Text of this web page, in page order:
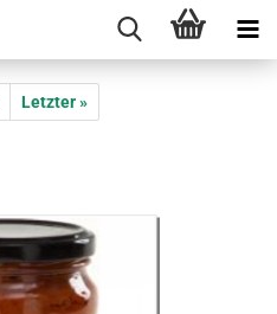
Letzter »